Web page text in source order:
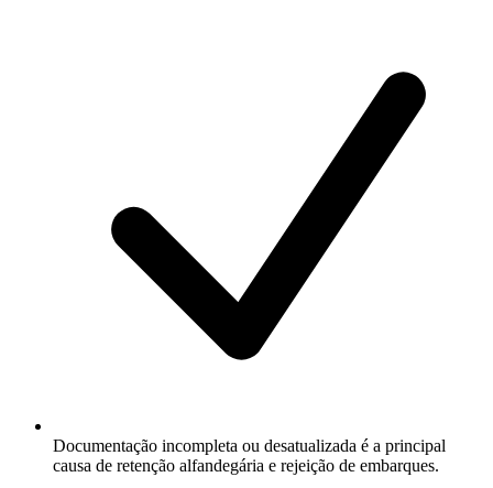
Documentação incompleta ou desatualizada é a principal
causa de retenção alfandegária e rejeição de embarques.